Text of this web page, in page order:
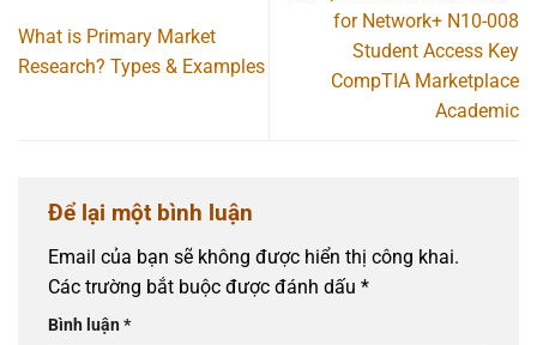
What is Primary Market
Research? Types & Examples
for Network+ N10-008
Student Access Key
CompTIA Marketplace
Academic
Để lại một bình luận
Email của bạn sẽ không được hiển thị công khai.
Các trường bắt buộc được đánh dấu *
Bình luận*